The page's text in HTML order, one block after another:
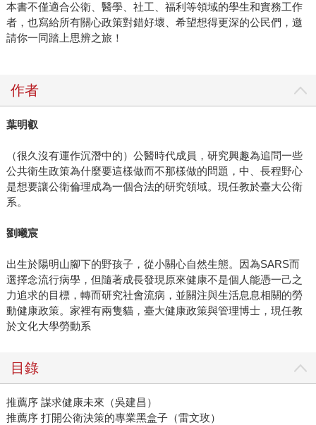
本書不僅適合公衛、醫學、社工、福利等領域的學生和實務工作
者，也寫給所有關心政策對錯好壞、希望想得更深的公民們，邀
請你一同踏上思辨之旅！
作者
葉明叡
（很久沒有運作沉潛中的）公醫時代成員，研究興趣為追問一些
公共衛生政策為什麼要這樣做而不那樣做的問題，中、長程野心
是想要讓公衛倫理成為一個合法的研究領域。現任教於臺大公衛
系。
劉曦宸
出生於陽明山腳下的野孩子，從小關心自然生態。因為SARS而
選擇念流行病學，但隨著成長發現原來健康不是個人能憑一己之
力追求的目標，轉而研究社會流病，並關注與生活息息相關的勞
動健康政策。家裡有兩隻貓，臺大健康政策與管理博士，現任教
於文化大學勞動系
目錄
推薦序 謀求健康未來（吳建昌）
推薦序 打開公衛決策的專業黑盒子（雷文玫）